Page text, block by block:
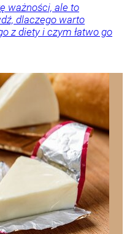
ważności, ale to
dlaczego warto
z diety i czym łatwo go